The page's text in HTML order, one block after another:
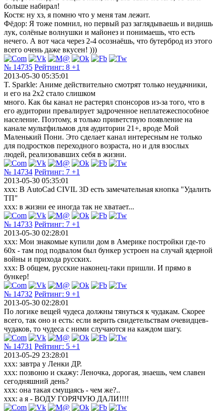
больше набирал!
Костя: ну хз, я помню что у меня там лежит.
Фёдор: Я тоже помнил, но первый раз заглядываешь и видишь
лук, солёные волнушки и майонез и понимаешь, что есть
нечего. А вот часа через 2-4 осознаёшь, что бутерброд из этого
всего очень даже вкусен! )))
№ 14735 Рейтинг: 8 +1
2013-05-30 05:35:01
T. Sparkle: Аниме действительно смотрят только неудачники,
и его на 2х2 стало слишком
много. Как бы канал не растерял спонсоров из-за того, что в
его аудитории превалирует задроченное неплатежеспособное
население. Поэтому, я только приветствую появление на
канале мультфильмов для аудитории 21+, вроде Мой
Маленький Пони. Это сделает канал интересным не только
для подростков переходного возраста, но и для взослых
людей, реализовавших себя в жизни.
№ 14734 Рейтинг: 7 +1
2013-05-30 05:35:01
ххх: В AutoCad CIVIL 3D есть замечательная кнопка "Удалить
ТП"
ххх: в жизни ее иногда так не хватает...
№ 14733 Рейтинг: 7 +1
2013-05-30 02:28:01
xxx: Мои знакомые купили дом в Америке постройки где-то
60х - там под подвалом был бункер устроен на случай ядерной
войны и прихода русских.
xxx: В общем, русские наконец-таки пришли. И прямо в
бункер!
№ 14732 Рейтинг: 9 +1
2013-05-30 02:28:01
По логике вещей чудеса должны тянуться к чудакам. Скорее
всего, так оно и есть: если верить свидетельствам очевидцев-
чудаков, то чудеса с ними случаются на каждом шагу.
№ 14731 Рейтинг: 5 +1
2013-05-29 23:28:01
xxx: завтра у Ленки ДР.
xxx: позвоню и скажу: Леночка, дорогая, знаешь, чем славен
сегодняшний день?
xxx: она такая смущаясь - чем же?..
xxx: а я - ВОДУ ГОРЯЧУЮ ДАЛИ!!!!